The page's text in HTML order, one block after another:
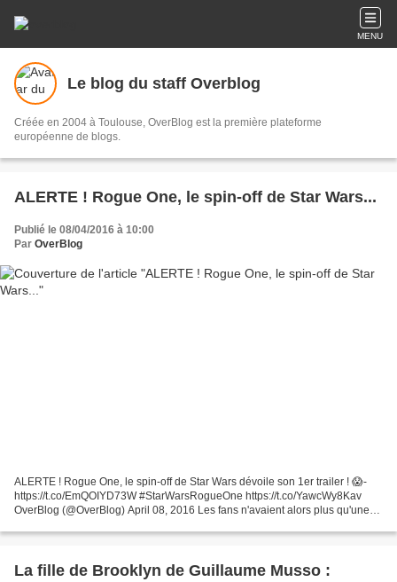
MENU
Le blog du staff Overblog
Créée en 2004 à Toulouse, OverBlog est la première plateforme
européenne de blogs.
ALERTE ! Rogue One, le spin-off de Star Wars...
Publié le 08/04/2016 à 10:00
Par OverBlog
ALERTE ! Rogue One, le spin-off de Star Wars dévoile son 1er trailer ! 😱-
https://t.co/EmQOIYD73W #StarWarsRogueOne https://t.co/YawcWy8Kav
OverBlog (@OverBlog) April 08, 2016 Les fans n'avaient alors plus qu'une
La fille de Brooklyn de Guillaume Musso :